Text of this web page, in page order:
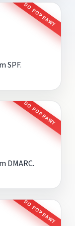
DO POPRAWY
SPF.
DO POPRAWY
DMARC.
DO POPRAWY